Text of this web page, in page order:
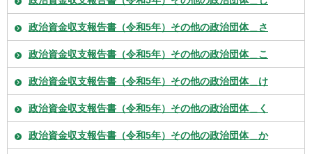
政治資金収支報告書（令和5年）その他の政治団体＿さ
政治資金収支報告書（令和5年）その他の政治団体＿こ
政治資金収支報告書（令和5年）その他の政治団体＿け
政治資金収支報告書（令和5年）その他の政治団体＿く
政治資金収支報告書（令和5年）その他の政治団体＿か